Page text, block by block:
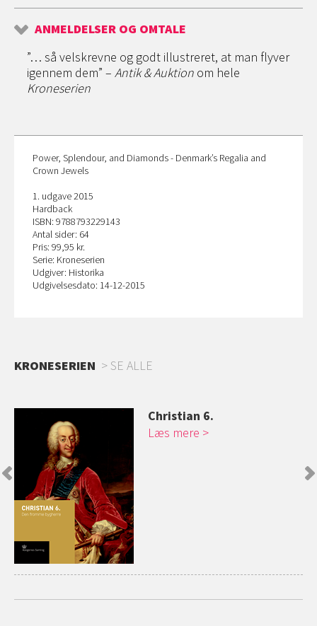
ANMELDELSER OG OMTALE
”… så velskrevne og godt illustreret, at man flyver
igennem dem” – Antik & Auktion om hele
Kroneserien
Power, Splendour, and Diamonds - Denmark’s Regalia and
Crown Jewels
1. udgave 2015
Hardback
ISBN: 9788793229143
Antal sider: 64
Pris: 99,95 kr.
Serie: Kroneserien
Udgiver: Historika
Udgivelsesdato: 14-12-2015
KRONESERIEN SE ALLE
Christian 6.
Læs mere